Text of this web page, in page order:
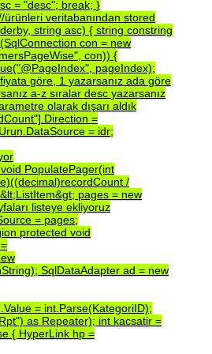
= "desc"; break; }
ürünleri veritabanından stored
string asc) { string constring
(SqlConnection con = new
con)) {
pageIndex);
fiyata göre, 1 yazarsanız ada göre
a-z sıralar desc yazarsanız
olarak dışarı aldık
=
= idr;
void PopulatePager(int
/
pages = new
listeye ekliyoruz
= pages;
protected void
=
SqlDataAdapter ad = new
= int.Parse(KategoriID);
as Repeater); int kacsatir =
{ HyperLink hp =